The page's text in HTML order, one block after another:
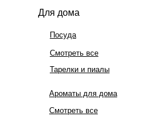
Для дома
Посуда
Смотреть все
Тарелки и пиалы
Ароматы для дома
Смотреть все